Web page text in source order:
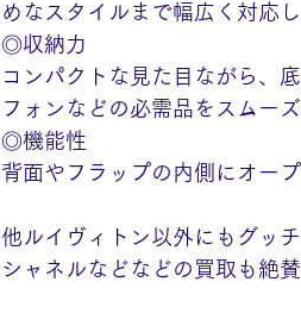
めなスタイルまで幅広く対応し
◎収納力
コンパクトな見た目ながら、
フォンなどの必需品をスムー
◎機能性
背面やフラップの内側にオー
他ルイヴィトン以外にもグッ
シャネルなどなどの買取も絶